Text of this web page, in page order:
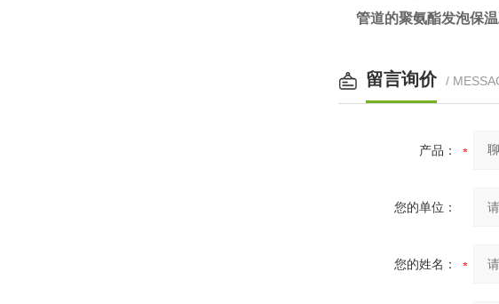
管道的聚氨酯发泡保
留言询价 /
产品：
您的单位：
您的姓名：